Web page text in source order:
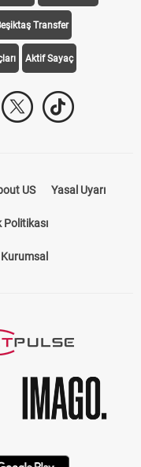
Transfer
Aktif Sayaç
US Yasal Uyarı
Politikası